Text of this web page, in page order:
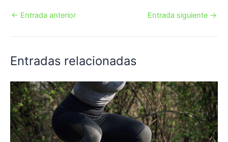
← Entrada anterior Entrada siguiente →
Entradas relacionadas